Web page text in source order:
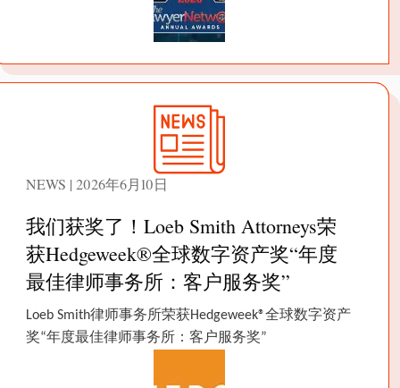
NEWS | 2026年6月10日
我们获奖了！Loeb Smith Attorneys荣
获Hedgeweek®全球数字资产奖“年度
最佳律师事务所：客户服务奖”
Loeb Smith律师事务所荣获Hedgeweek®全球数字资产
奖“年度最佳律师事务所：客户服务奖”